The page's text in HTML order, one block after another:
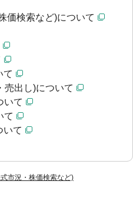
市況・株価検索など)
価検索など)について
て
売出し)について
いて
て
いて